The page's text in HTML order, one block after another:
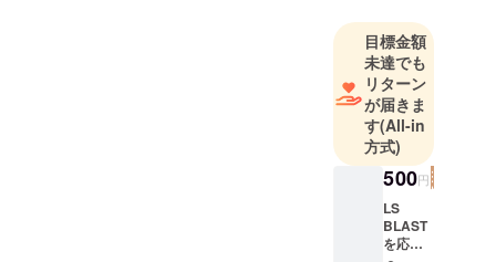
進してまい
ります。
皆様が『欲
しいな』
『あったら
いいな』と
思う商品を
形に出来た
らと日々精
一杯精進し
目標金額
未達でも
リターン
が届きま
す(All-in
方式)
500円
LS
BLAST
を応援